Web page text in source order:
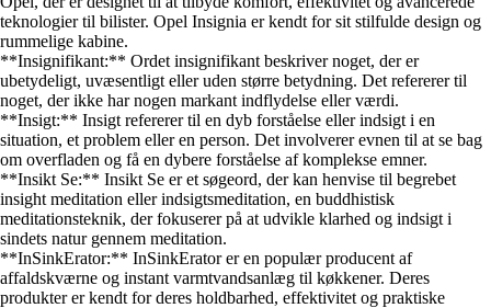
teknologier til bilister. Opel Insignia er kendt for sit stilfulde design og
rummelige kabine.
**Insignifikant:** Ordet insignifikant beskriver noget, der er
ubetydeligt, uvæsentligt eller uden større betydning. Det refererer til
noget, der ikke har nogen markant indflydelse eller værdi.
**Insigt:** Insigt refererer til en dyb forståelse eller indsigt i en
situation, et problem eller en person. Det involverer evnen til at se bag
om overfladen og få en dybere forståelse af komplekse emner.
**Insikt Se:** Insikt Se er et søgeord, der kan henvise til begrebet
insight meditation eller indsigtsmeditation, en buddhistisk
meditationsteknik, der fokuserer på at udvikle klarhed og indsigt i
sindets natur gennem meditation.
**InSinkErator:** InSinkErator er en populær producent af
affaldskværne og instant varmtvandsanlæg til køkkener. Deres
produkter er kendt for deres holdbarhed, effektivitet og praktiske